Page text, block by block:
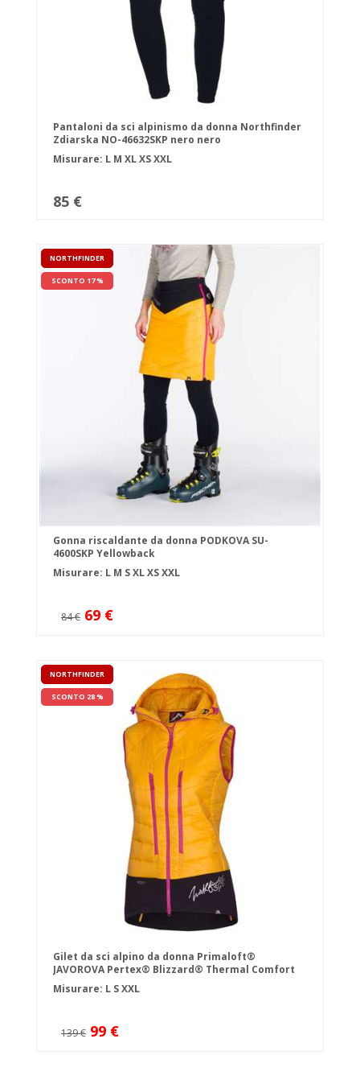
Pantaloni da sci alpinismo da donna Northfinder
Zdiarska NO-46632SKP nero nero
Misurare: L M XLXSXXL
85 €
NORTHFINDER
SCONTO 17 %
Gonna riscaldante da donna PODKOVA SU-
4600SKP Yellowback
Misurare: L M SXLXSXXL
84 € 69 €
NORTHFINDER
SCONTO 28 %
Gilet da sci alpino da donna Primaloft®
JAVOROVA Pertex® Blizzard® Thermal Comfort
Misurare: L SXXL
139 € 99 €